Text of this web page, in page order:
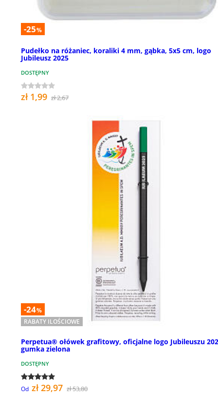
-25%
Pudełko na różaniec, koraliki 4 mm, gąbka, 5x5 cm, logo
Jubileusz 2025
DOSTĘPNY
zł 1,99 zł 2,67
-24%
RABATY ILOŚCIOWE
Perpetua® ołówek grafitowy, oficjalne logo Jubileuszu
gumka zielona
DOSTĘPNY
Od zł 29,97 zł 53,80